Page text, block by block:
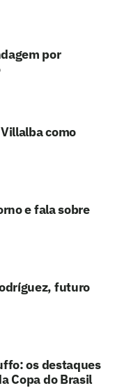
por
como
e fala sobre
futuro
os destaques
Copa do Brasil